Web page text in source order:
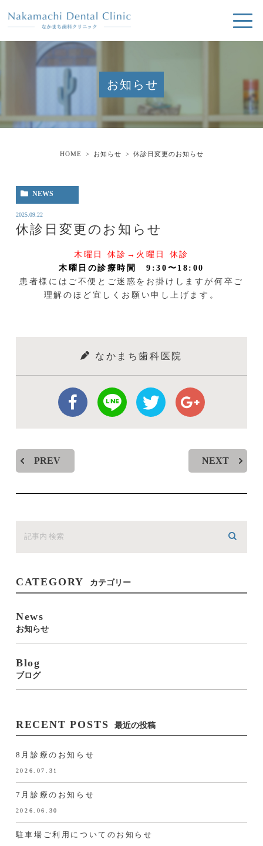
お知らせ
HOME お知らせ 休診日変更のお知らせ
NEWS
2025.09.22
休診日変更のお知らせ
木曜日 休診→火曜日 休診
木曜日の診療時間 9:30〜18:00
患者様にはご不便とご迷惑をお掛けしますが何卒ご
理解のほど宜しくお願い申し上げます。
なかまち⻭科医院
PREV NEXT
CATEGORY カテゴリー
News
お知らせ
Blog
ブログ
RECENT POSTS 最近の投稿
8月診療のお知らせ
2026.07.31
7月診療のお知らせ
2026.06.30
駐車場ご利用についてのお知らせ